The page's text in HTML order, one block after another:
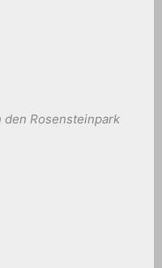
Rosensteinpark